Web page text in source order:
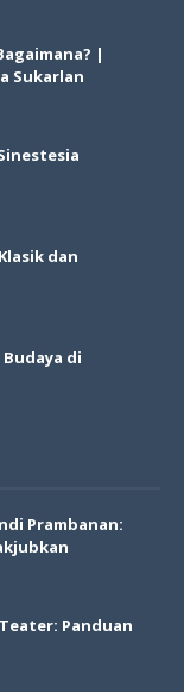
|
Sukarlan
dan
di
Prambanan:
Panduan